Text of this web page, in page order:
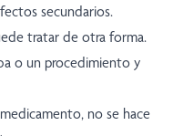
secundarios.
tratar de otra forma.
o un procedimiento y
no se hace